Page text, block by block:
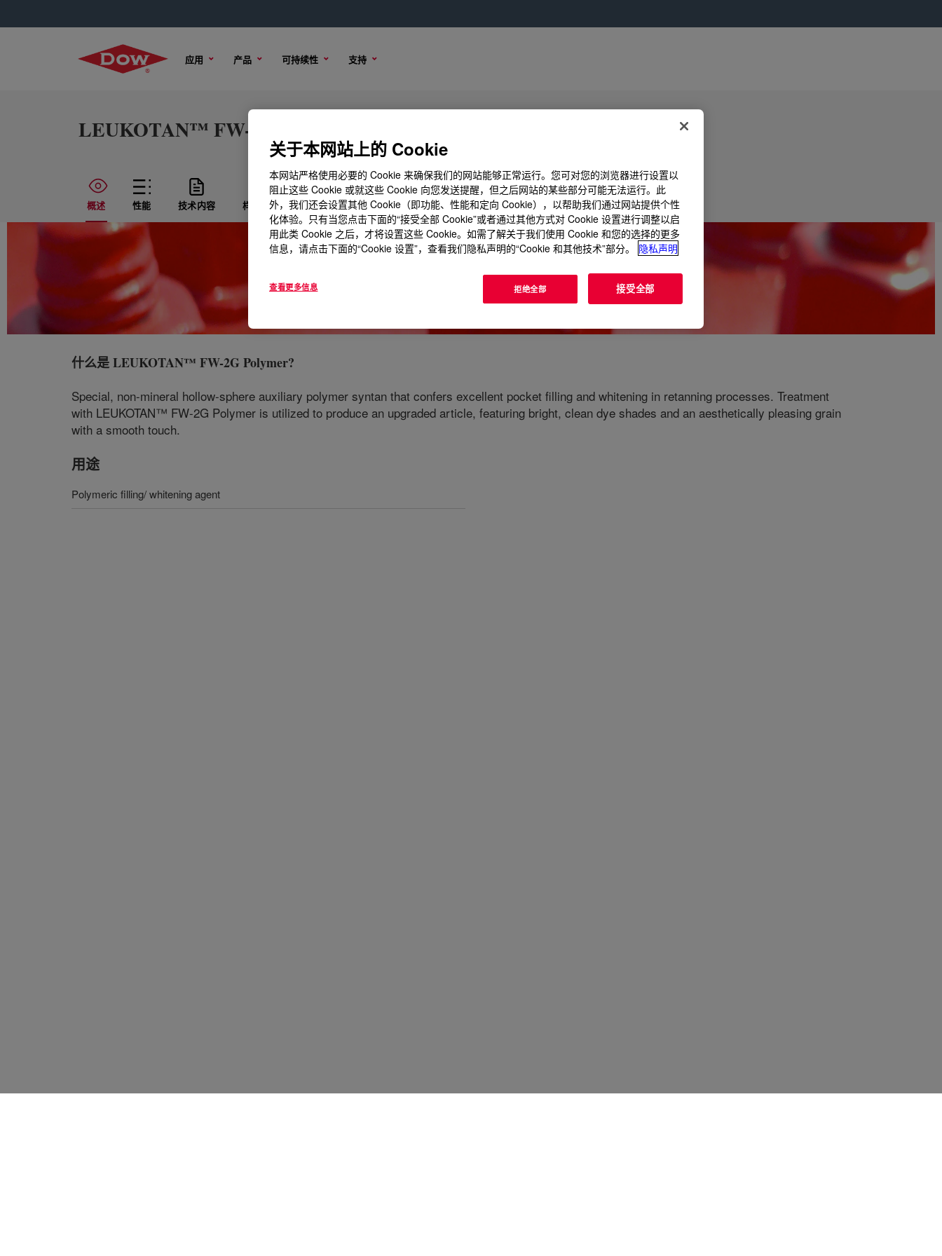
应用 产品 可持续性 支持
LEUKOTAN™ FW-2G Polymer
概述 性能 技术内容 样品选项 购买选项
什么是LEUKOTAN™ FW-2G Polymer?
Special, non-mineral hollow-sphere auxiliary polymer syntan that confers excellent pocket filling and whitening in retanning processes. Treatment
with LEUKOTAN™ FW-2G Polymer is utilized to produce an upgraded article, featuring bright, clean dye shades and an aesthetically pleasing grain
with a smooth touch.
用途
Polymeric filling/ whitening agent
关于本网站上的 Cookie
本网站严格使用必要的 Cookie 来确保我们的网站能够正常运行。您可对您的浏览器进行设置以
阻止这些 Cookie 或就这些 Cookie 向您发送提醒，但之后网站的某些部分可能无法运行。此
外，我们还会设置其他 Cookie（即功能、性能和定向 Cookie），以帮助我们通过网站提供个性
化体验。只有当您点击下面的“接受全部 Cookie”或者通过其他方式对 Cookie 设置进行调整以启
用此类 Cookie 之后，才将设置这些 Cookie。如需了解关于我们使用 Cookie 和您的选择的更多
信息，请点击下面的“Cookie 设置”，查看我们隐私声明的“Cookie 和其他技术”部分。
隐私声明
查看更多信息 拒绝全部 接受全部